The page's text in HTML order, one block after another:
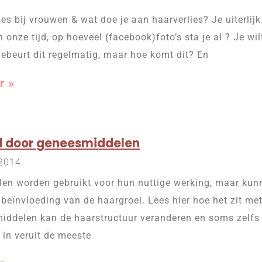
bij vrouwen & wat doe je aan haarverlies? Je
onze tijd, op hoeveel (facebook)foto’s sta je al ? Je
dit regelmatig, maar hoe komt dit? En
»
geneesmiddelen
worden gebruikt voor hun nuttige werking, maar
van de haargroei. Lees hier hoe het zit
kan de haarstructuur veranderen en soms
veruit de meeste